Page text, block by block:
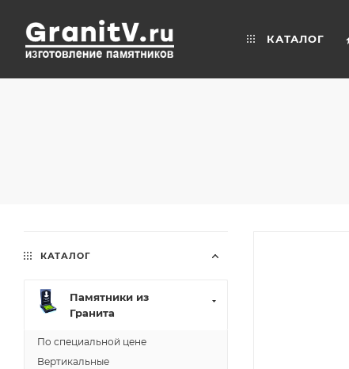
КАТАЛОГ
КАТАЛОГ
Памятники из
Гранита
По специальной цене
Вертикальные